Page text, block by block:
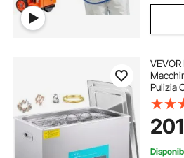
Pulizia
201